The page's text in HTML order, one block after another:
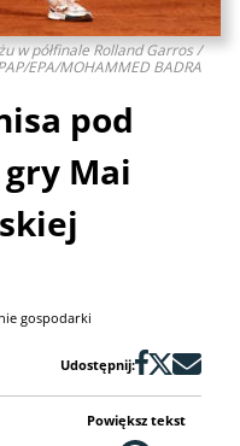
w półfinale Rolland Garros /
EPA/MOHAMMED BADRA
pod
Mai
gospodarki
Udostępnij:
Powiększ tekst